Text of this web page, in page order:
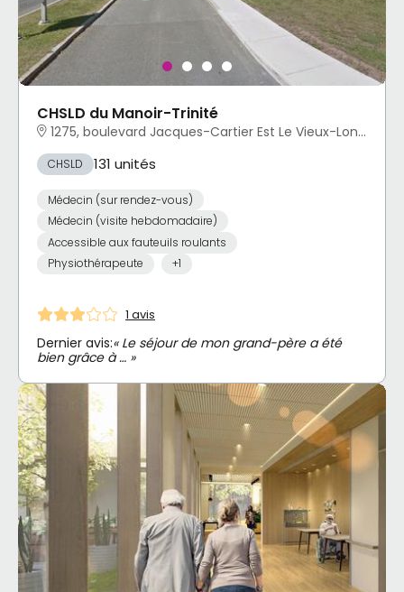
CHSLD du Manoir-Trinité
1275, boulevard Jacques-Cartier Est Le Vieux-Longueuil, Longueuil, QC
CHSLD 131 unités
Médecin (sur rendez-vous)
Médecin (visite hebdomadaire)
Accessible aux fauteuils roulants
Physiothérapeute
+1
1 avis
Dernier avis:« Le séjour de mon grand-père a été
bien grâce à … »